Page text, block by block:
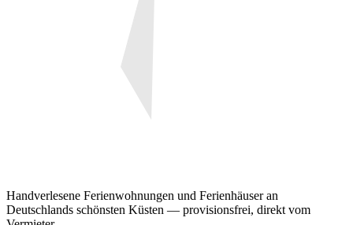
Handverlesene Ferienwohnungen und Ferienhäuser an
Deutschlands schönsten Küsten — provisionsfrei, direkt vom